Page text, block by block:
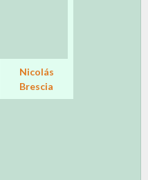
Nicolás
Brescia